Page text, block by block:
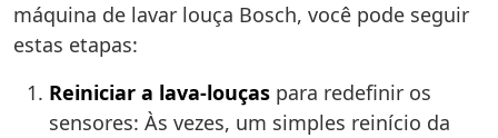
máquina de lavar louça Bosch, você pode seguir
estas etapas:
Reiniciar a lava-louças para redefinir os
sensores: Às vezes, um simples reinício da